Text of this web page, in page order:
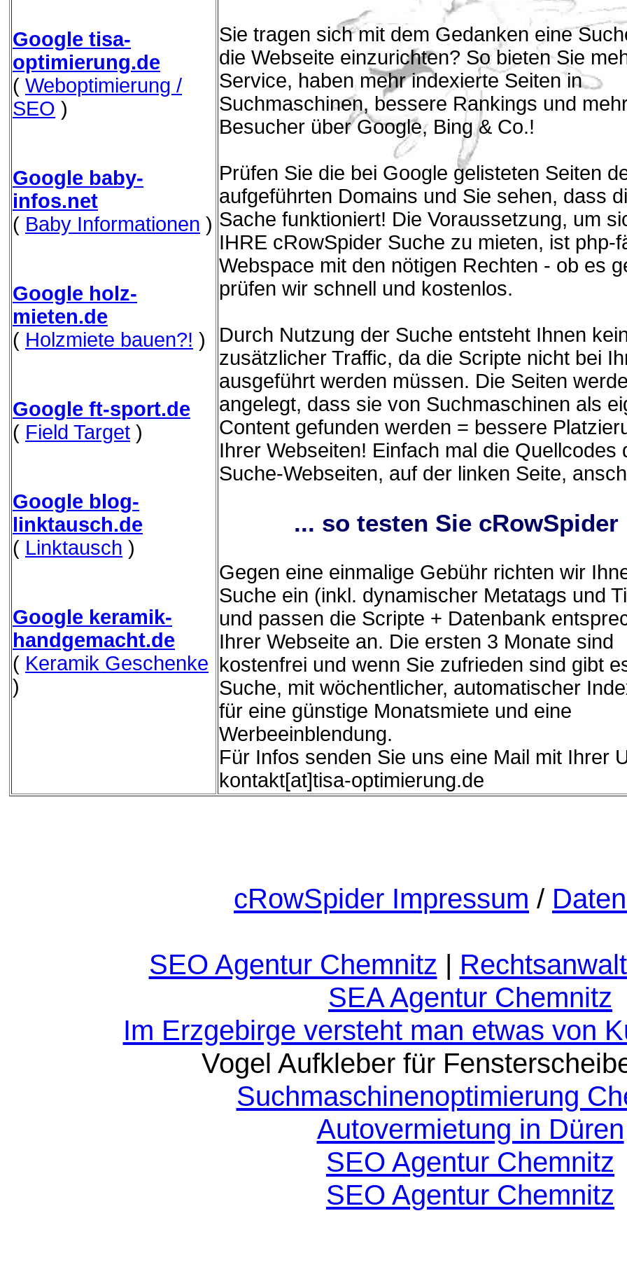
Google tisa-
optimierung.de
( Weboptimierung /
SEO )
Google baby-
infos.net
( Baby Informationen )
Google holz-
mieten.de
( Holzmiete bauen?! )
Google ft-sport.de
( Field Target )
Google blog-
linktausch.de
( Linktausch )
Google keramik-
handgemacht.de
( Keramik Geschenke
)
Sie tragen sich mit dem Gedanken eine
die Webseite einzurichten? So bieten Sie
Service, haben mehr indexierte Seiten in
Suchmaschinen, bessere Rankings und
Besucher über Google, Bing & Co.!
Prüfen Sie die bei Google gelisteten Seiten
aufgeführten Domains und Sie sehen, dass
Sache funktioniert! Die Voraussetzung, um
IHRE cRowSpider Suche zu mieten, ist php-
Webspace mit den nötigen Rechten - ob es
prüfen wir schnell und kostenlos.
Durch Nutzung der Suche entsteht Ihnen
zusätzlicher Traffic, da die Scripte nicht bei
ausgeführt werden müssen. Die Seiten
angelegt, dass sie von Suchmaschinen als
Content gefunden werden = bessere
Ihrer Webseiten! Einfach mal die Quellcodes
Suche-Webseiten, auf der linken Seite,
... so testen Sie cRowSpider
Gegen eine einmalige Gebühr richten wir
Suche ein (inkl. dynamischer Metatags und
und passen die Scripte + Datenbank
Ihrer Webseite an. Die ersten 3 Monate sind
kostenfrei und wenn Sie zufrieden sind gibt
Suche, mit wöchentlicher, automatischer
für eine günstige Monatsmiete und eine
Werbeeinblendung.
Für Infos senden Sie uns eine Mail mit Ihrer
kontakt[at]tisa-optimierung.de
cRowSpider Impressum /
SEO Agentur Chemnitz |
SEA Agentur Chemnitz
Im Erzgebirge versteht man etwas von
Vogel Aufkleber für
Suchmaschinenoptimierung
Autovermietung in Düren
SEO Agentur Chemnitz
SEO Agentur Chemnitz